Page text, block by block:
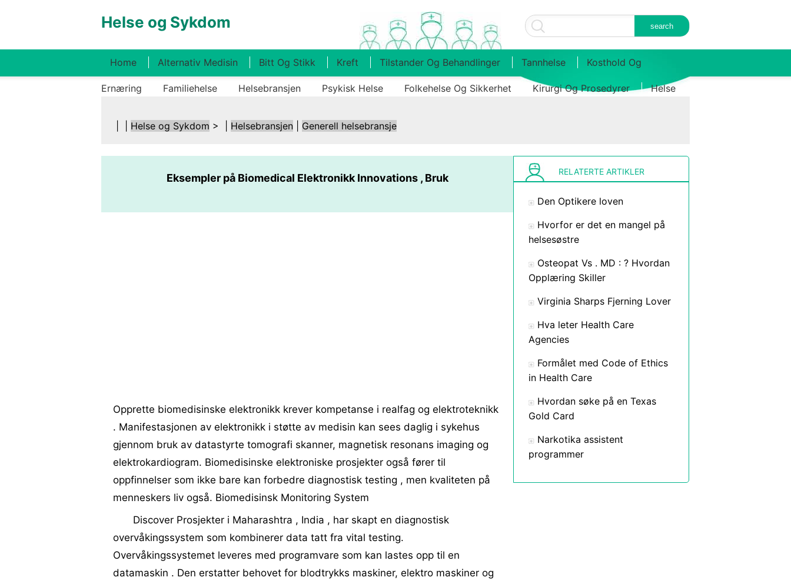
Helse og Sykdom
Home Alternativ Medisin Bitt Og Stikk Kreft Tilstander Og Behandlinger Tannhelse Kosthold Og
Ernæring Familiehelse Helsebransjen Psykisk Helse Folkehelse Og Sikkerhet Kirurgi Og Prosedyrer Helse
Helse og Sykdom > | Helsebransjen Generell helsebransje
Eksempler på Biomedical Elektronikk Innovations , Bruk
Opprette biomedisinske elektronikk krever kompetanse i realfag og elektroteknikk
. Manifestasjonen av elektronikk i støtte av medisin kan sees daglig i sykehus
gjennom bruk av datastyrte tomografi skanner, magnetisk resonans imaging og
elektrokardiogram. Biomedisinske elektroniske prosjekter også fører til
oppfinnelser som ikke bare kan forbedre diagnostisk testing , men kvaliteten på
menneskers liv også. Biomedisinsk Monitoring System
Discover Prosjekter i Maharashtra , India , har skapt en diagnostisk
overvåkingssystem som kombinerer data tatt fra vital testing.
Overvåkingssystemet leveres med programvare som kan lastes opp til en
datamaskin . Den erstatter behovet for blodtrykks maskiner, elektro maskiner og
RELATERTE ARTIKLER
Den Optikere loven
Hvorfor er det en mangel på
helsesøstre
Osteopat Vs . MD : ? Hvordan
Opplæring Skiller
Virginia Sharps Fjerning Lover
Hva leter Health Care
Agencies
Formålet med Code of Ethics
in Health Care
Hvordan søke på en Texas
Gold Card
Narkotika assistent
programmer